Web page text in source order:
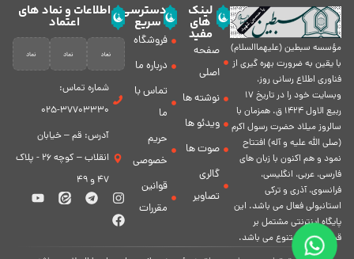
مؤسسه سبطين (عليهماالسلام)
با يقين به ضرورت بهره گیرى از
فناورى اطلاع رسانى روز،
وبسایت خود را در تاريخ 17
ربيع الاول 1424 ق. همزمان با
سالروز ميلاد حضرت رسول اكرم
(صلی الله علیه و آله) افتتاح
نمود و هم اكنون با زبان های
فارسی، عربى، انگلیسی،
فرانسوی، آذری و ترکی
استانبولی فعال مى باشد. اين
پايگاه اينترنتى مشتمل بر
قسمت هاى متنوع مى باشد.
لینک
های
مفید
صفحه
اصلی
نوشته ها
ویدئو ها
صوت ها
گالری
تصاویر
دسترسی
سریع
فروشگاه
درباره ما
تماس با
ما
حریم
خصوصی
قوانین
مقررات
اطلاعات و نماد های
اعتماد
شماره تماس:
37703330-025
آدرس: قم – خیابان
انقلاب – کوچه 26 - پلاک
47 و 49